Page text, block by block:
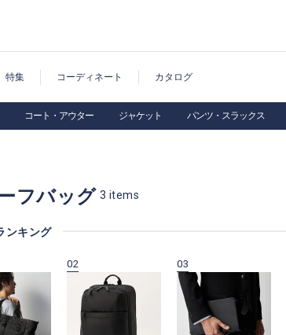
特集 コーディネート カタログ
コート・アウター ジャケット パンツ・スラックス
フバッグ 3 items
ンキング
02 03